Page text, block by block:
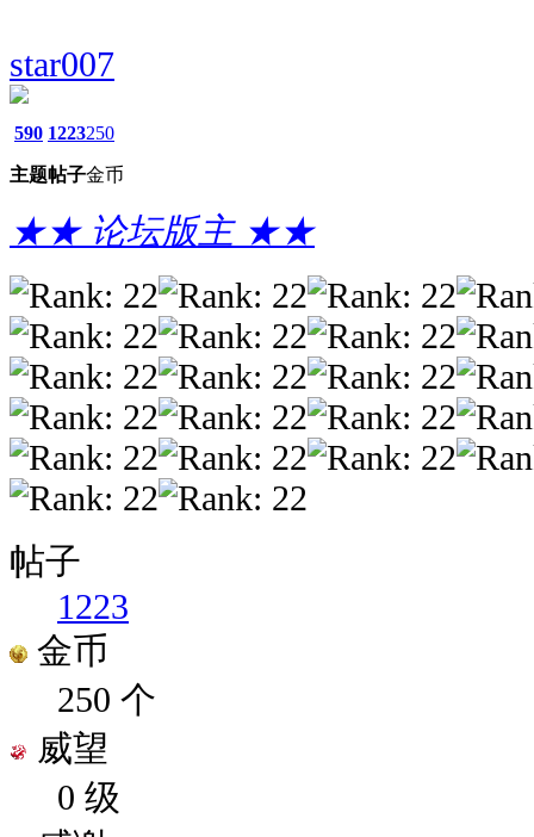
star007
590
主题
1223
帖子
250
金币
★★ 论坛版主 ★★
帖子
1223
金币
250 个
威望
0 级